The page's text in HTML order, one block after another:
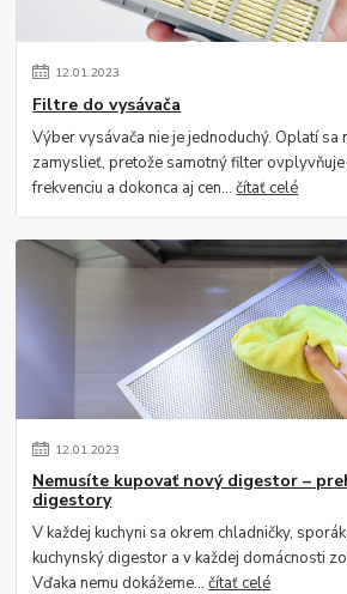
12.01.2023
Filtre do vysávača
Výber vysávača nie je jednoduchý. Oplatí sa
zamyslieť, pretože samotný filter
frekvenciu a dokonca aj cen...čítať celé
12.01.2023
Nemusíte kupovať nový digestor –
digestory
V každej kuchyni sa okrem chladničky,
kuchynský digestor a v každej domácnosti
Vďaka nemu dokážeme...čítať celé